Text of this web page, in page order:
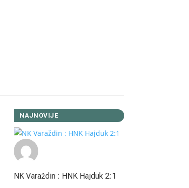
Link
Reddit
NAJNOVIJE
NK Varaždin : HNK Hajduk 2:1